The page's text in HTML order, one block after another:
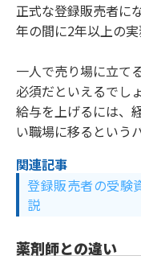
正式な登録販売者に
年の間に2年以上の実
一人で売り場に立て
必須だといえるでしょ
給与を上げるには、
い職場に移るという
関連記事
登録販売者の受験
説
薬剤師との違い